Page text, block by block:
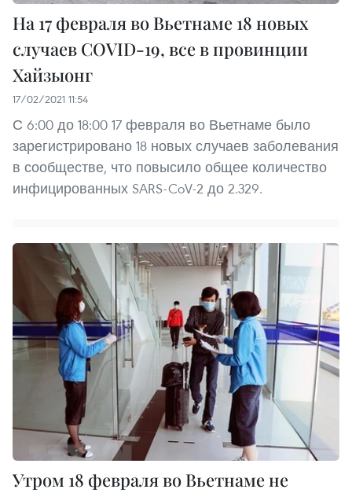
На 17 февраля во Вьетнаме 18 новых
случаев COVID-19, все в провинции
Хайзыонг
17/02/2021 11:54
С 6:00 до 18:00 17 февраля во Вьетнаме было
зарегистрировано 18 новых случаев заболевания
в сообществе, что повысило общее количество
инфицированных SARS-CoV-2 до 2.329.
Утром 18 февраля во Вьетнаме не